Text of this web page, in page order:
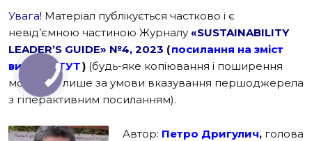
Увага! Матеріал публікується частково і є
невід’ємною частиною Журналу «SUSTAINABILITY
LEADER’S GUIDE» №4, 2023 (посилання на зміст
випуску ТУТ) (будь-яке копіювання і поширення
можливе лише за умови вказування першоджерела
з гіперактивним посиланням).
Автор: Петро Дригулич, голова